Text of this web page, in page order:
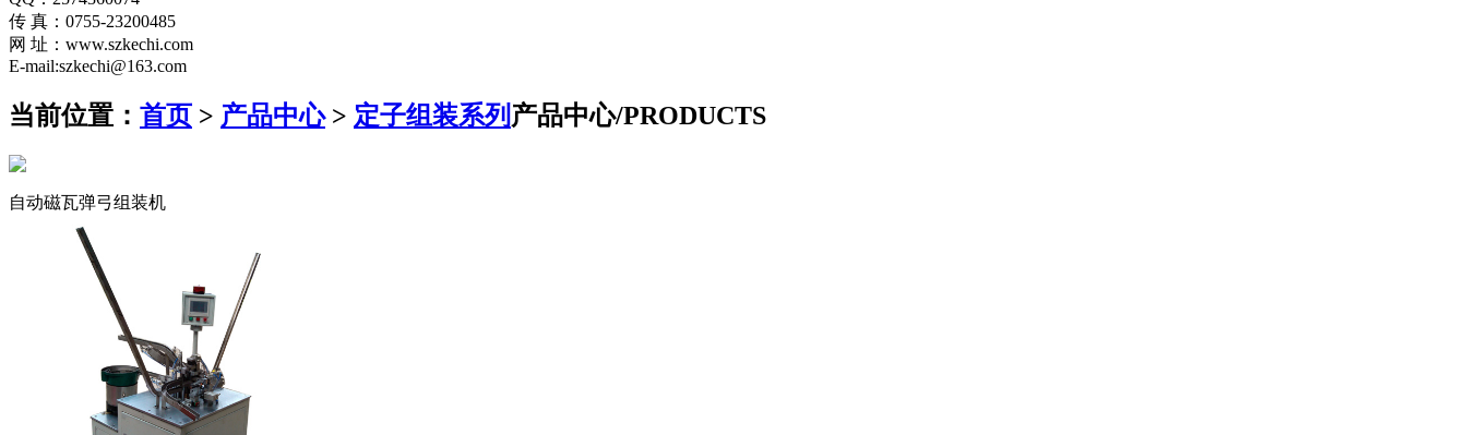
传 真：0755-23200485
网 址：www.szkechi.com
E-mail:szkechi@163.com
当前位置： 首页 > 产品中心> 定子组装系列 产品中心/PRODUCTS
自动磁瓦弹弓组装机